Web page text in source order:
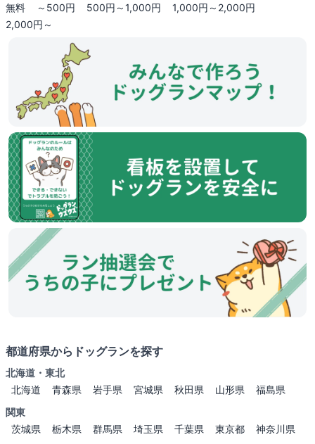
無料 ～500円 500円～1,000円
1,000円～2,000円
2,000円～
都道府県からドッグランを探す
北海道・東北
北海道
青森県 岩手県 宮城県 秋田県 山形県
福島県
関東
茨城県
栃木県 群馬県 埼玉県 千葉県 東京都
神奈川県